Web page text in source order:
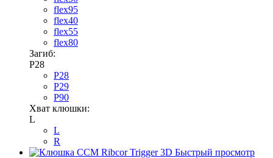
flex95
flex40
flex55
flex80
Загиб:
P28
P28
P29
P90
Хват клюшки:
L
L
R
Быстрый просмотр